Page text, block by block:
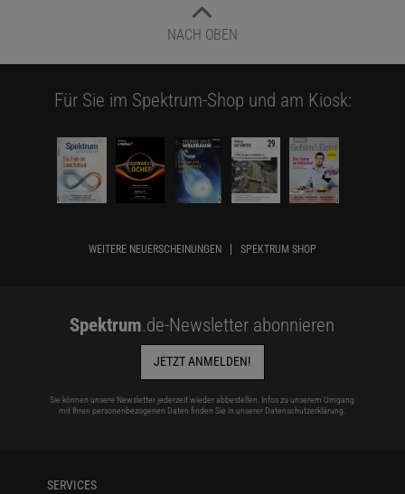
NACH OBEN
Für Sie im Spektrum-Shop und am Kiosk:
WEITERE NEUERSCHEINUNGEN SPEKTRUM SHOP
Spektrum.de-Newsletter abonnieren
JETZT ANMELDEN!
Sie können unsere Newsletter jederzeit wieder abbestellen. Infos zu unserem Umgang
mit Ihren personenbezogenen Daten finden Sie in unserer Datenschutzerklärung.
SERVICES